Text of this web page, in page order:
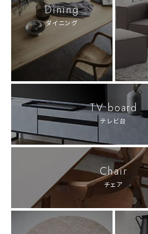
Dining
ダイニング
TV board
テレビ台
Chair
チェア